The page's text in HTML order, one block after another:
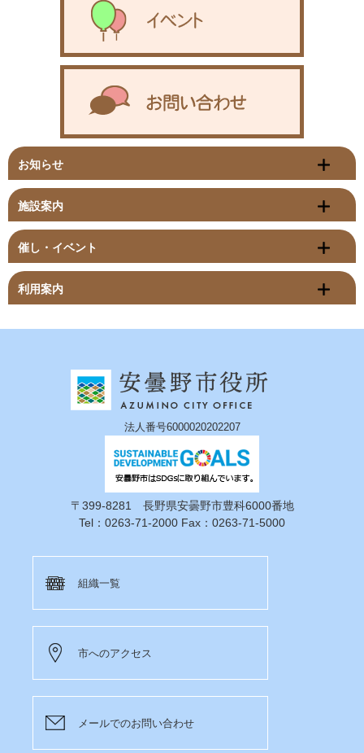
お知らせ
施設案内
催し・イベント
利用案内
法人番号6000020202207
〒399-8281 長野県安曇野市豊科6000番地
Tel：0263-71-2000 Fax：0263-71-5000
組織一覧
市へのアクセス
メールでのお問い合わせ